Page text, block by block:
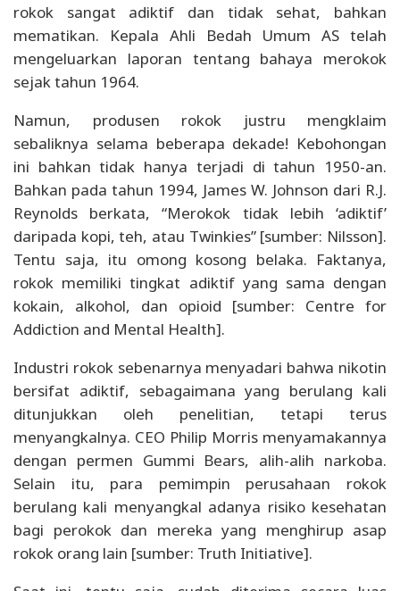
rokok sangat adiktif dan tidak sehat, bahkan
mematikan. Kepala Ahli Bedah Umum AS telah
mengeluarkan laporan tentang bahaya merokok
sejak tahun 1964.
Namun, produsen rokok justru mengklaim
sebaliknya selama beberapa dekade! Kebohongan
ini bahkan tidak hanya terjadi di tahun 1950-an.
Bahkan pada tahun 1994, James W. Johnson dari R.J.
Reynolds berkata, “Merokok tidak lebih ‘adiktif’
daripada kopi, teh, atau Twinkies” [sumber: Nilsson].
Tentu saja, itu omong kosong belaka. Faktanya,
rokok memiliki tingkat adiktif yang sama dengan
kokain, alkohol, dan opioid [sumber: Centre for
Addiction and Mental Health].
Industri rokok sebenarnya menyadari bahwa nikotin
bersifat adiktif, sebagaimana yang berulang kali
ditunjukkan oleh penelitian, tetapi terus
menyangkalnya. CEO Philip Morris menyamakannya
dengan permen Gummi Bears, alih-alih narkoba.
Selain itu, para pemimpin perusahaan rokok
berulang kali menyangkal adanya risiko kesehatan
bagi perokok dan mereka yang menghirup asap
rokok orang lain [sumber: Truth Initiative].